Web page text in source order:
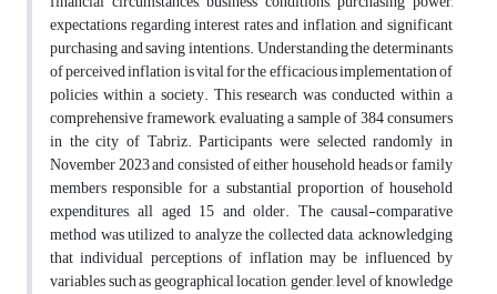
expectations regarding interest rates and inflation, and significant
purchasing and saving intentions. Understanding the determinants
of perceived inflation is vital for the efficacious implementation of
policies within a society. This research was conducted within a
comprehensive framework, evaluating a sample of 384 consumers
in the city of Tabriz. Participants were selected randomly in
November 2023 and consisted of either household heads or family
members responsible for a substantial proportion of household
expenditures, all aged 15 and older. The causal-comparative
method was utilized to analyze the collected data, acknowledging
that individual perceptions of inflation may be influenced by
variables such as geographical location, gender, level of knowledge